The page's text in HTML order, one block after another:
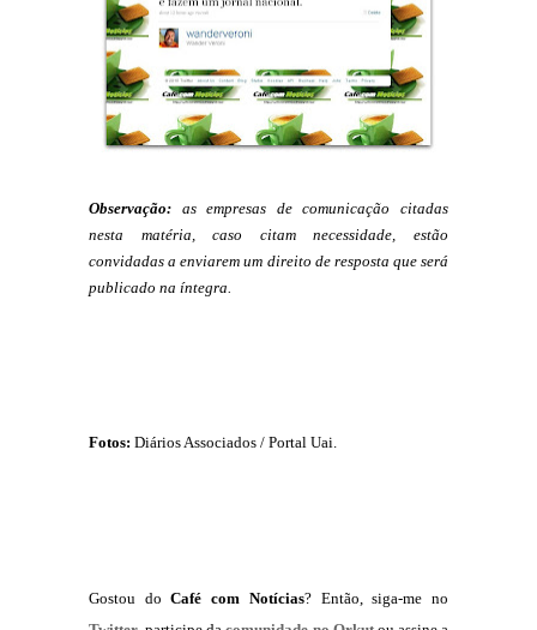
Observação: as empresas de comunicação citadas
nesta matéria, caso citam necessidade, estão
convidadas a enviarem um direito de resposta que será
publicado na íntegra.
Fotos: Diários Associados / Portal Uai.
Gostou doCafé com Notícias? Então, siga-me no